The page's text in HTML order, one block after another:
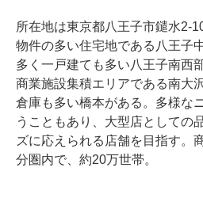
所在地は東京都八王子市鑓水2-
物件の多い住宅地である八王子
多く一戸建ても多い八王子南西
商業施設集積エリアである南大
倉庫も多い橋本がある。多様な
うこともあり、大型店としての
ズに応えられる店舗を目指す。
分圏内で、約20万世帯。